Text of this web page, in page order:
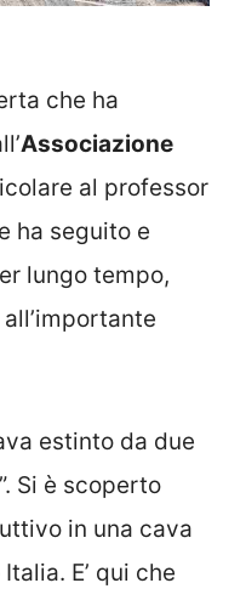
che ha
Associazione
al professor
ha seguito e
lungo tempo,
estinto da due
Si è scoperto
in una cava
E’ qui che